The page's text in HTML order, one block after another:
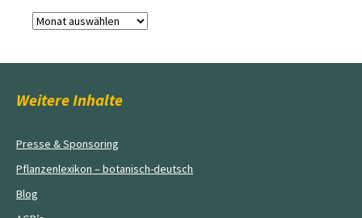
Archiv
Weitere Inhalte
Presse & Sponsoring
Pflanzenlexikon – botanisch-deutsch
Blog